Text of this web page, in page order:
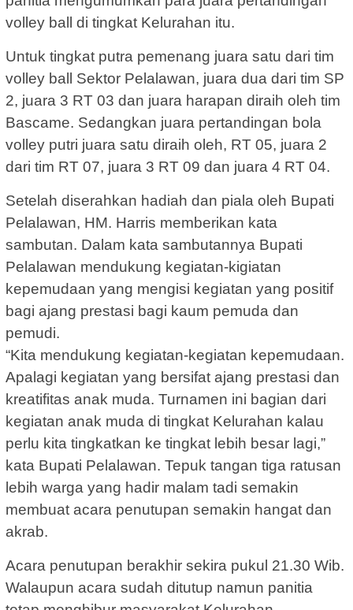
volley ball di tingkat Kelurahan itu.
Untuk tingkat putra pemenang juara satu dari tim
volley ball Sektor Pelalawan, juara dua dari tim SP
2, juara 3 RT 03 dan juara harapan diraih oleh tim
Bascame. Sedangkan juara pertandingan bola
volley putri juara satu diraih oleh, RT 05, juara 2
dari tim RT 07, juara 3 RT 09 dan juara 4 RT 04.
Setelah diserahkan hadiah dan piala oleh Bupati
Pelalawan, HM. Harris memberikan kata
sambutan. Dalam kata sambutannya Bupati
Pelalawan mendukung kegiatan-kigiatan
kepemudaan yang mengisi kegiatan yang positif
bagi ajang prestasi bagi kaum pemuda dan
pemudi.
“Kita mendukung kegiatan-kegiatan kepemudaan.
Apalagi kegiatan yang bersifat ajang prestasi dan
kreatifitas anak muda. Turnamen ini bagian dari
kegiatan anak muda di tingkat Kelurahan kalau
perlu kita tingkatkan ke tingkat lebih besar lagi,”
kata Bupati Pelalawan. Tepuk tangan tiga ratusan
lebih warga yang hadir malam tadi semakin
membuat acara penutupan semakin hangat dan
akrab.
Acara penutupan berakhir sekira pukul 21.30 Wib.
Walaupun acara sudah ditutup namun panitia